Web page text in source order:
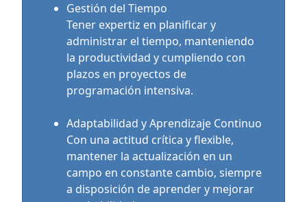
Gestión del Tiempo
Tener expertiz en planificar y
administrar el tiempo, manteniendo
la productividad y cumpliendo con
plazos en proyectos de
programación intensiva.
Adaptabilidad y Aprendizaje Continuo
Con una actitud crítica y flexible,
mantener la actualización en un
campo en constante cambio, siempre
a disposición de aprender y mejorar